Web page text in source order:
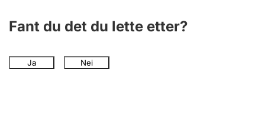
Fant du det du lette etter?
Ja Nei